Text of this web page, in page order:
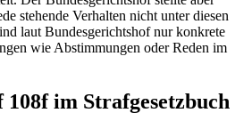
stehende Verhalten nicht unter diesen
laut Bundesgerichtshof nur konkrete
wie Abstimmungen oder Reden im
im Strafgesetzbuch